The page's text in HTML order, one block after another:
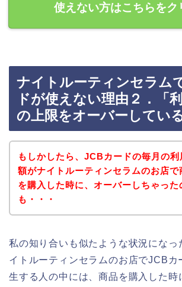
使えない方はこちらをク
ナイトルーティンセラム
ドが使えない理由２．「
の上限をオーバーしている
もしかしたら、JCBカードの毎月の利
額がナイトルーティンセラムのお店で
を購入した時に、オーバーしちゃった
も・・・
私の知り合いも似たような状況になっ
イトルーティンセラムのお店でJCBカ
生する人の中には、商品を購入した時